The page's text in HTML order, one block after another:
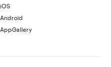
iOS
Android
AppGallery